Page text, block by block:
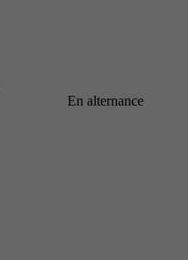
En alternance